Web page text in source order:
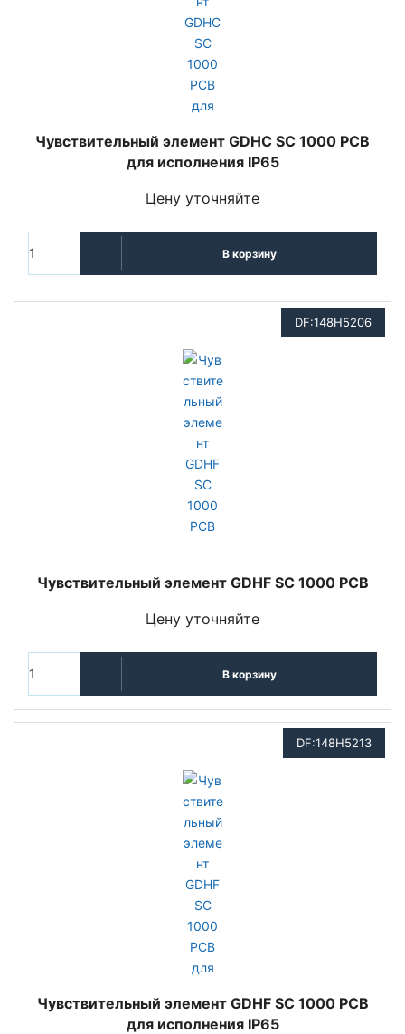
Чувствительный элемент GDHC SC 1000 PCB
для исполнения IP65
Цену уточняйте
В корзину
DF:148H5206
Чувствительный элемент GDHF SC 1000 PCB
Цену уточняйте
В корзину
DF:148H5213
Чувствительный элемент GDHF SC 1000 PCB
для исполнения IP65